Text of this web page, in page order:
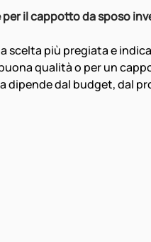
il cappotto da sposo
scelta più pregiata e
qualità o per un
dipende dal budget, dal